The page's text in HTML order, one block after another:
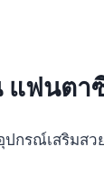
แฟนตา
กรณ์เสริมสว